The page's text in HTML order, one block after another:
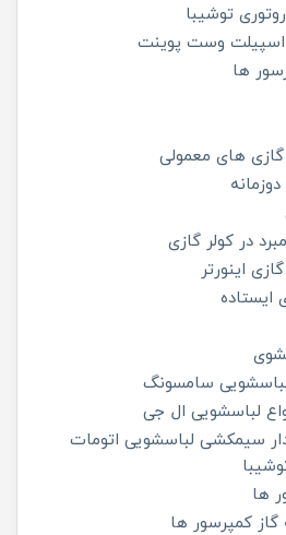
توشیبا
اسپیلت وست پوینت
ها
گازی های معمولی
در کولر گازی
اینورتر
ایستاده
سامسونگ
لباسشویی ال جی
سیمکشی لباسشویی اتومات
ها
کمپرسور ها